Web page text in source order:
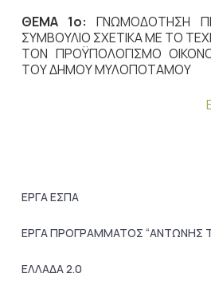
ΘΕΜΑ 1ο:
ΓΝΩΜΟΔΟΤΗΣΗ
ΣΥΜΒΟΥΛΙΟ ΣΧΕΤΙΚΑ ΜΕ ΤΟ
ΤΟΝ ΠΡΟΫΠΟΛΟΓΙΣΜΟ
ΤΟΥ ΔΗΜΟΥ ΜΥΛΟΠΟΤΑΜΟΥ
ΕΡΓΑ ΕΣΠΑ
ΕΡΓΑ ΠΡΟΓΡΑΜΜΑΤΟΣ “ΑΝΤΩΝΗΣ
ΕΛΛΑΔΑ 2.0